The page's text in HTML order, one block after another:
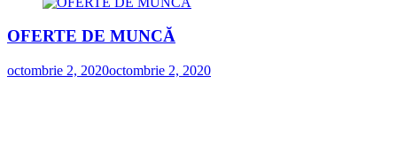
OFERTE DE MUNCĂ
octombrie 2, 2020octombrie 2, 2020